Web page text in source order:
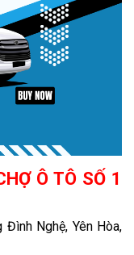
Ô TÔ SỐ 1
Nghệ, Yên Hòa,